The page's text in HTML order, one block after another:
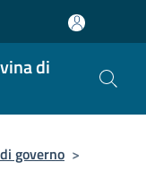
di
governo >